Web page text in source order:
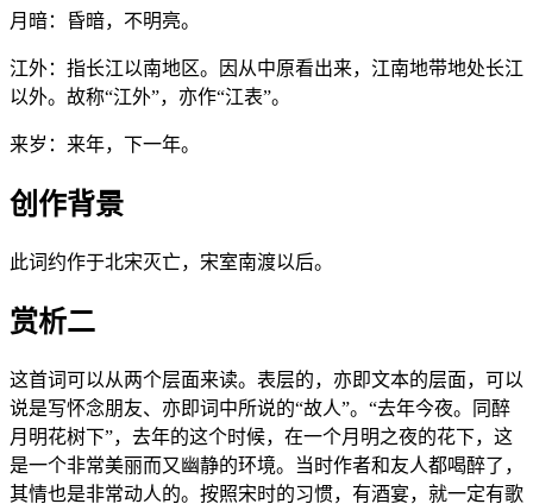
月暗：昏暗，不明亮。
江外：指长江以南地区。因从中原看出来，江南地带地处长江
以外。故称“江外”，亦作“江表”。
来岁：来年，下一年。
创作背景
此词约作于北宋灭亡，宋室南渡以后。
赏析二
这首词可以从两个层面来读。表层的，亦即文本的层面，可以
说是写怀念朋友、亦即词中所说的“故人”。“去年今夜。同醉
月明花树下”，去年的这个时候，在一个月明之夜的花下，这
是一个非常美丽而又幽静的环境。当时作者和友人都喝醉了，
其情也是非常动人的。按照宋时的习惯，有酒宴，就一定有歌